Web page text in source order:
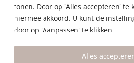
tonen. Door op 'Alles accepteren' te
hiermee akkoord. U kunt de
door op 'Aanpassen' te klikken.
Alles